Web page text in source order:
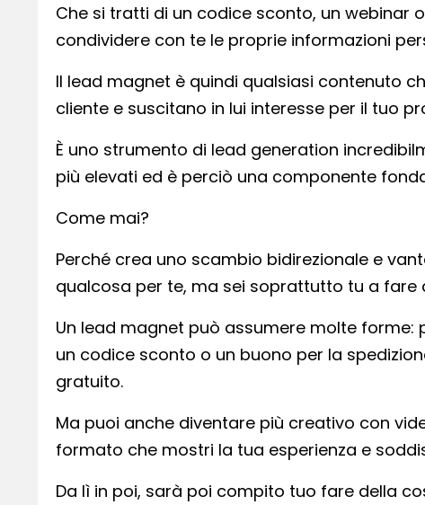
Che si tratti di un codice sconto, un webinar
condividere con te le proprie informazioni
Il lead magnet è quindi qualsiasi contenuto
cliente e suscitano in lui interesse per il tuo
È uno strumento di lead generation
più elevati ed è perciò una componente
Come mai?
Perché crea uno scambio bidirezionale e
qualcosa per te, ma sei soprattutto tu a fare
Un lead magnet può assumere molte forme:
un codice sconto o un buono per la
gratuito.
Ma puoi anche diventare più creativo con
formato che mostri la tua esperienza e
Da lì in poi, sarà poi compito tuo fare della